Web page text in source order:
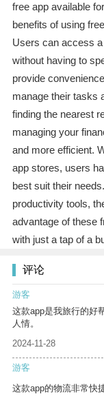
free app available
benefits of using
Users can access
without having to
provide
manage their tasks
finding the nearest
managing your
and more efficient.
app stores, users
best suit their
productivity tools,
advantage of these
with just a tap of a
评论
游客
这款app是我旅行的好
人情。
2024-11-28
游客
这款app的物流非常快